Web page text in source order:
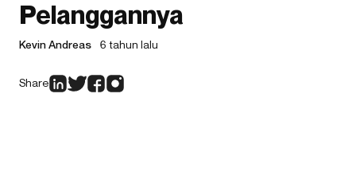
Pelanggannya
Kevin Andreas 6 tahun lalu
Share